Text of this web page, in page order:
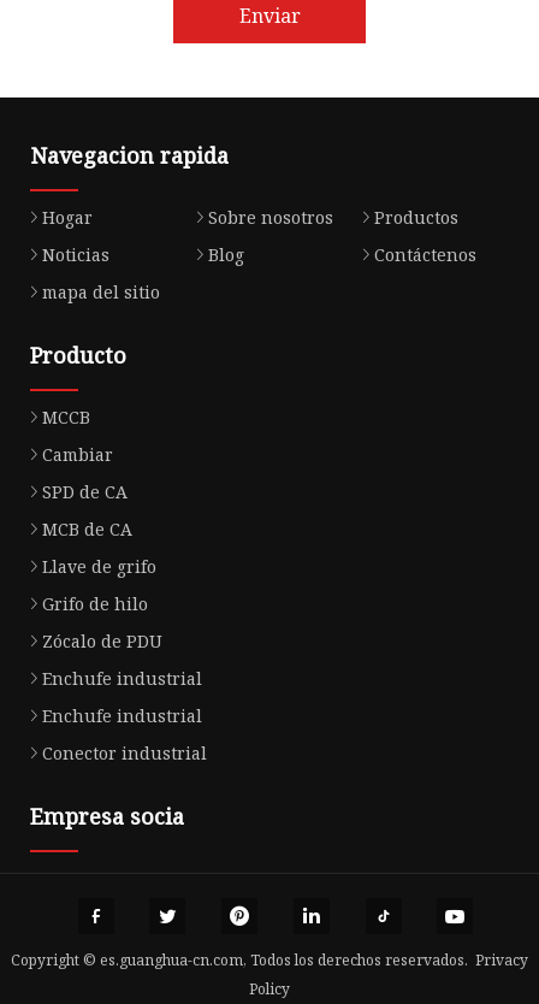
Enviar
Navegacion rapida
Hogar Sobre nosotros
Productos
Noticias
Blog
Contáctenos
mapa del sitio
Producto
MCCB
Cambiar
SPD de CA
MCB de CA
Llave de grifo
Grifo de hilo
Zócalo de PDU
Enchufe industrial
Enchufe industrial
Conector industrial
Empresa socia
Copyright © es.guanghua-cn.com, Todos los derechos reservados. Privacy
Policy